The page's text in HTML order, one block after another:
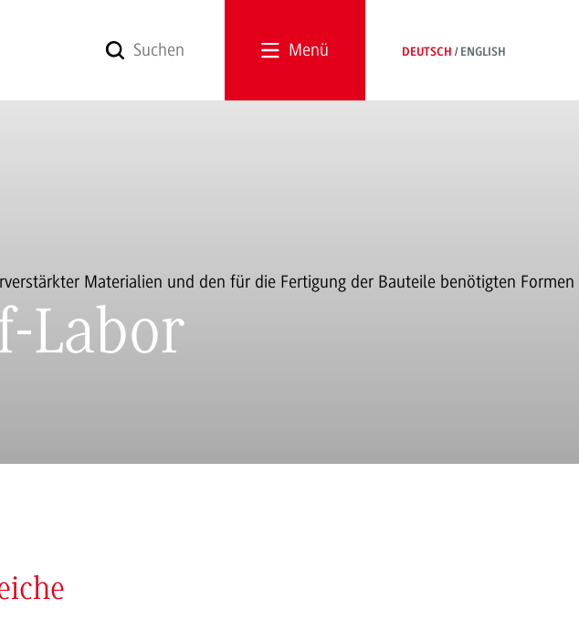
Menü DEUTSCH ENGLISH
Labor